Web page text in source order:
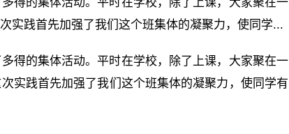
实践首先加强了我们这个班集体的凝聚力，使同学...
得的集体活动。平时在学校，除了上课，大家聚在一
实践首先加强了我们这个班集体的凝聚力，使同学有